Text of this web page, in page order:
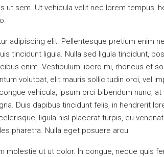
ut sem. Ut vehicula velit nec lorem tempus,
adipiscing elit. Pellentesque pretium enim
tincidunt ligula. Nulla sed ligula tincidunt,
enim. Vestibulum libero mi, rhoncus et
volutpat, elit mauris sollicitudin orci, vel
vehicula, ipsum orci bibendum nunc, at
Duis dapibus tincidunt felis, in hendrerit
ligula nisl placerat turpis, eu
pharetra. Nulla eget posuere arcu.
molestie ut ut dolor. In congue, neque quis